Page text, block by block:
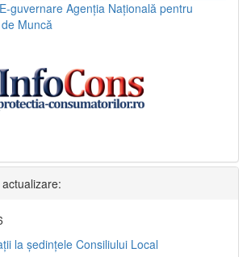
E-guvernare Agenția Națională pentru
Muncă
la şedinţele Consiliului Local